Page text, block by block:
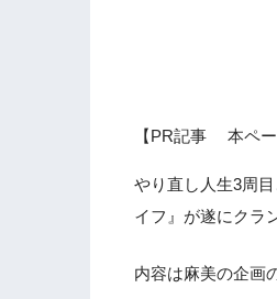
【PR記事 本ペー
やり直し人生3周
イフ』が遂にクラ
内容は麻美の企画